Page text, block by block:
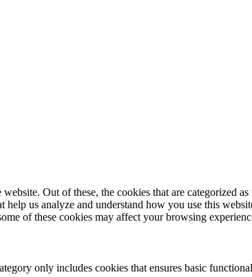
Out of these, the cookies that are categorized
us analyze and understand how you use this
of these cookies may affect your browsing
only includes cookies that ensures basic